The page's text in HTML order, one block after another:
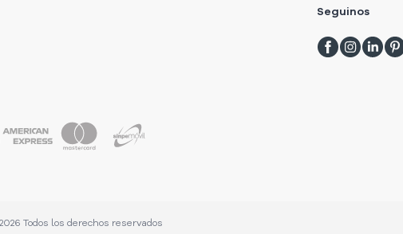
Seguinos
Todos los derechos reservados